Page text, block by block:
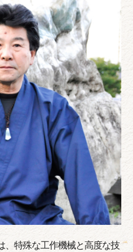
、特殊な工作機械と高度な技